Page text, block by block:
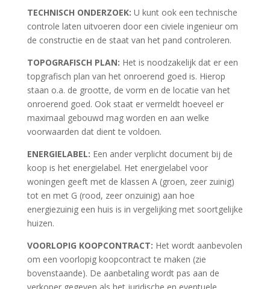
TECHNISCH ONDERZOEK: U kunt ook een technische
controle laten uitvoeren door een civiele ingenieur om
de constructie en de staat van het pand controleren.
TOPOGRAFISCH PLAN: Het is noodzakelijk dat er een
topgrafisch plan van het onroerend goed is. Hierop
staan o.a. de grootte, de vorm en de locatie van het
onroerend goed. Ook staat er vermeldt hoeveel er
maximaal gebouwd mag worden en aan welke
voorwaarden dat dient te voldoen.
ENERGIELABEL: Een ander verplicht document bij de
koop is het energielabel. Het energielabel voor
woningen geeft met de klassen A (groen, zeer zuinig)
tot en met G (rood, zeer onzuinig) aan hoe
energiezuinig een huis is in vergelijking met soortgelijke
huizen.
VOORLOPIG KOOPCONTRACT: Het wordt aanbevolen
om een voorlopig koopcontract te maken (zie
bovenstaande). De aanbetaling wordt pas aan de